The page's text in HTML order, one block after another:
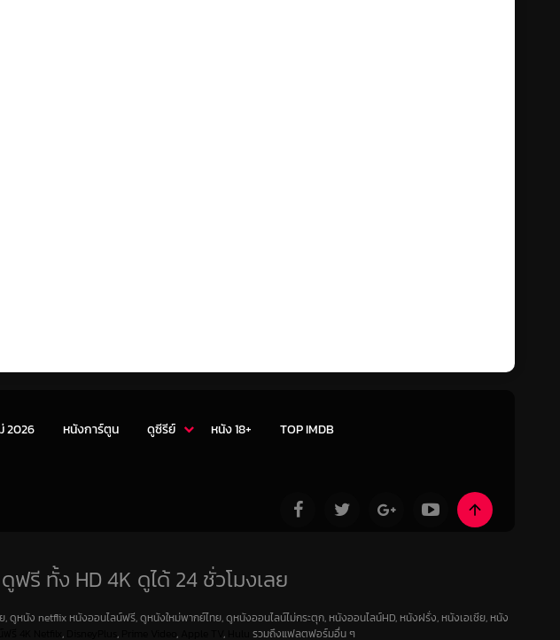
2026 หนังการ์ตูน ดูซีรีย์ หนัง 18+ TOP IMDB
รี ทั้ง HD 4K ดูได้ 24 ชั่วโมงเลย
หนัง netflix หนังออนไลน์ฟรี, ดูหนังใหม่พากย์ไทย, ดูหนังออนไลน์ไม่กระตุก, หนังออนไลน์HD, หนังฝรั่ง, หนังเอเชีย, หนัง
, , , , รวมถึงแฟลตฟอร์มอื่น ๆ